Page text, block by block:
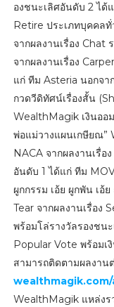
องชนะเลิศอันดับ 2 ได้
Retire ประเภทบุคคล
จากผลงานเรื่อง Chat
จากผลงานเรื่อง
แก่ ทีม Asteria นอกจา
กวดวีดิทัศน์เรื่องสั้น
WealthMagik เงินออ
พ่อแม่วางแผนเกษียณ”
NACA จากผลงานเรื่
อันดับ 1 ได้แก่ ทีม
ผูกกรรม เอ้ย ผูกพัน เอ้
Tear จากผลงานเรื่อง
พร้อมโล่รางวัลรองชน
Popular Vote พร้อม
สามารถติดตามผลงาน
WealthMagik แหล่งร